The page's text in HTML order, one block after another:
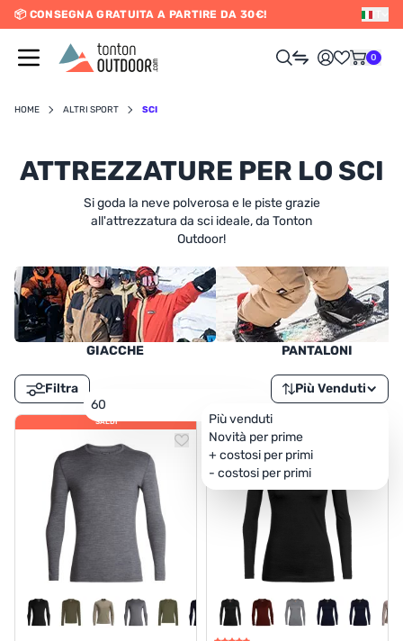
content
📦 CONSEGNA GRATUITA A PARTIRE DA 30€!
0
/ VIAGGIO
/ NUOTO
CARTA REGALO
IL MIO CARRELLO
I MIEI PREFERITI
HOME ALTRI SPORT SCI
ATTREZZATURE PER LO SCI
Si goda la neve polverosa e le piste grazie
all'attrezzatura da sci ideale, da Tonton
Outdoor!
GIACCHE PANTALONI
Filtra
60
Più Venduti
Più venduti
Novità per prime
+ costosi per primi
- costosi per primi
SALDI